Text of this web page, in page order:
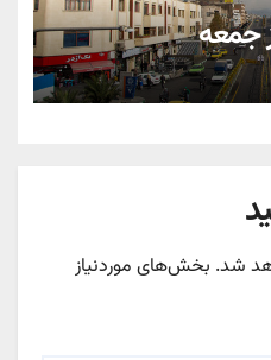
جمعه
شد. بخش‌های موردنیاز